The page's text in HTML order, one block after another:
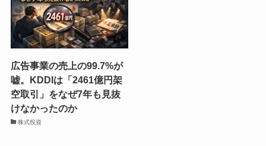
広告事業の売上の99.7%が
嘘。KDDIは「2461億円架
空取引」をなぜ7年も見抜
けなかったのか
株式投資